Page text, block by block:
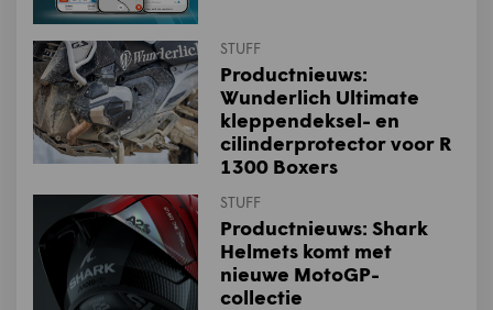
STUFF
Productnieuws:
Wunderlich Ultimate
kleppendeksel- en
cilinderprotector voor R
1300 Boxers
STUFF
Productnieuws: Shark
Helmets komt met
nieuwe MotoGP-
collectie